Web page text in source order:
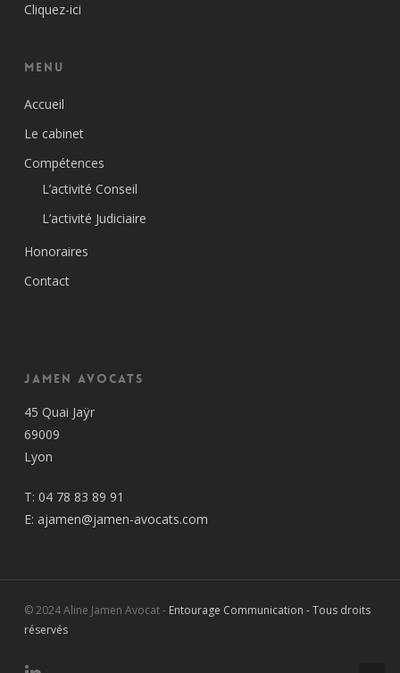
Cliquez-ici
Menu
Accueil
Le cabinet
Compétences
L’activité Conseil
L’activité Judiciaire
Honoraires
Contact
Jamen Avocats
45 Quai Jaÿr
69009
Lyon
T: 04 78 83 89 91
E: ajamen@jamen-avocats.com
© 2024 Aline Jamen Avocat - Entourage Communication - Tous droits
réservés